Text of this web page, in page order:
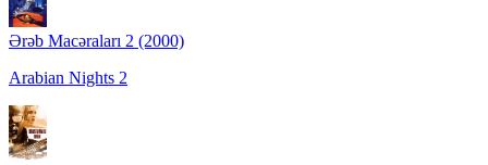
Ərəb Macəraları 2 (2000)
Arabian Nights 2